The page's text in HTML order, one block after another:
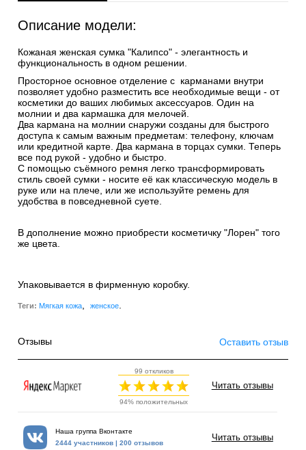
Описание модели:
Кожаная женская сумка "Калипсо" - элегантность и
функциональность в одном решении.
Просторное основное отделение с карманами внутри
позволяет удобно разместить все необходимые вещи - от
косметики до ваших любимых аксессуаров. Один на
молнии и два кармашка для мелочей.
Два кармана на молнии снаружи созданы для быстрого
доступа к самым важным предметам: телефону, ключам
или кредитной карте. Два кармана в торцах сумки. Теперь
все под рукой - удобно и быстро.
С помощью съёмного ремня легко трансформировать
стиль своей сумки - носите её как классическую модель в
руке или на плече, или же используйте ремень для
удобства в повседневной суете.
В дополнение можно приобрести косметичку "Лорен" того
же цвета.
Упаковывается в фирменную коробку.
Теги: Мягкая кожа женское.
Отзывы Оставить отзыв
99 откликов
94% положительных
Читать отзывы
Наша группа Вконтакте
2444 участников | 200 отзывов
Читать отзывы